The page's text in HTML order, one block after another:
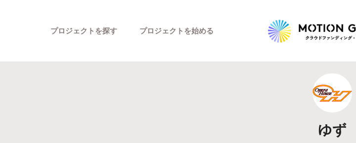
プロジェクトを探す
新着プロジェクト
Feature
プロジェクトを始める
ゆず